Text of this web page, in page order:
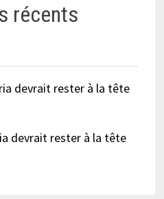
récents
devrait rester à la tête
devrait rester à la tête